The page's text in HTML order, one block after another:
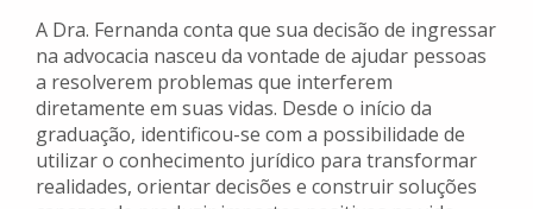
A Dra. Fernanda conta que sua decisão de ingressar
na advocacia nasceu da vontade de ajudar pessoas
a resolverem problemas que interferem
diretamente em suas vidas. Desde o início da
graduação, identificou-se com a possibilidade de
utilizar o conhecimento jurídico para transformar
realidades, orientar decisões e construir soluções